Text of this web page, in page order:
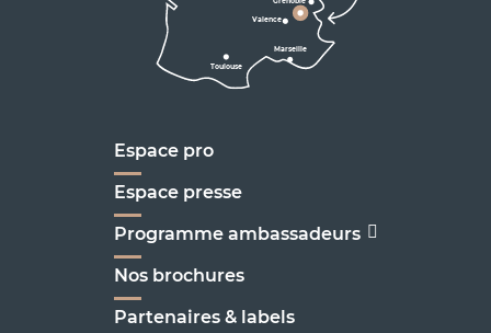
Toulouse
Marseille
Valence
D1075
Marseille
Espace pro
Espace presse
Programme ambassadeurs
Nos brochures
Partenaires & labels